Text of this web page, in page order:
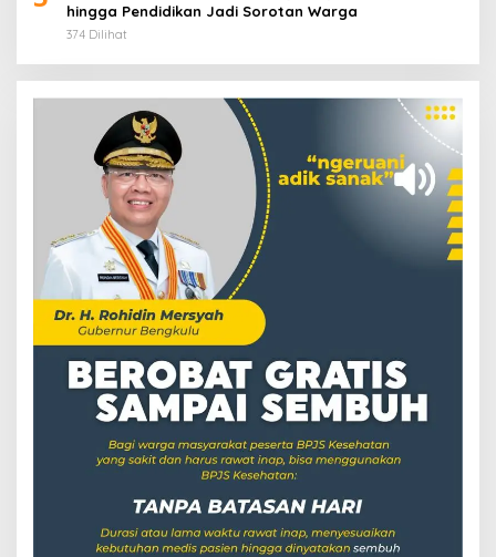
hingga Pendidikan Jadi Sorotan Warga
374 Dilihat